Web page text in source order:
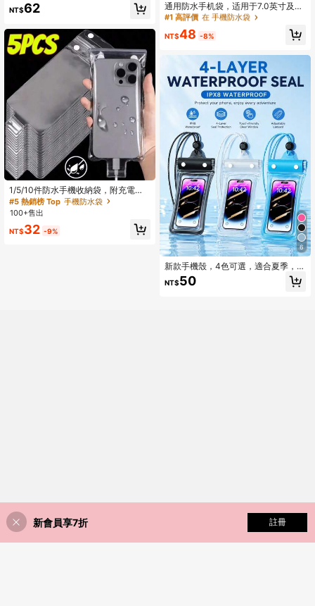
水腰包，适合户外活动、游泳、漂流
和潜水，可安全干燥地存放手机作为
NT$62
1/5/10件防水手機收納袋，附充電
孔，摩托車與單車通用，觸控螢幕友
善，適用 與 Android，旅行必備，輕
巧設計，防水材質，高品質密封，適
合戶外愛好者與單車騎士
#5 熱銷榜 Top 手機防水袋
100+售出
NT$32 -9%
通用防水手机袋，适用于7.0英寸及以
下手机，包括Galaxy S22系列，3D
#1 高評價 在 手機防水袋
一年前成立
#1 高評價 在 手機防水袋
一年前成立
#1 高評價
在 手機防水袋
NT$48 -8%
6
新款手機殼，4色可選，適合夏季，加
厚氣墊邊框手機殼，適用多種手機尺
寸
NT$50
新會員享7折 註冊